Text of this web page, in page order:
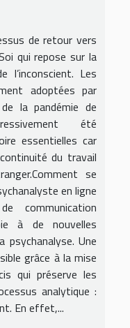
de retour vers
qui repose sur la
l’inconscient. Les
adoptées par
la pandémie de
été
essentielles car
du travail
se
en ligne
communication
à de nouvelles
psychanalyse. Une
grâce à la mise
qui préserve les
analytique :
En effet,...